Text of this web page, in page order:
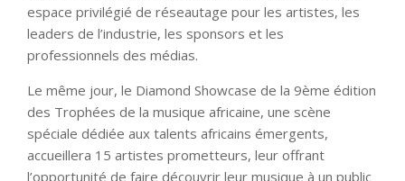
espace privilégié de réseautage pour les artistes, les
leaders de l’industrie, les sponsors et les
professionnels des médias.
Le même jour, le Diamond Showcase de la 9ème édition
des Trophées de la musique africaine, une scène
spéciale dédiée aux talents africains émergents,
accueillera 15 artistes prometteurs, leur offrant
l’opportunité de faire découvrir leur musique à un public